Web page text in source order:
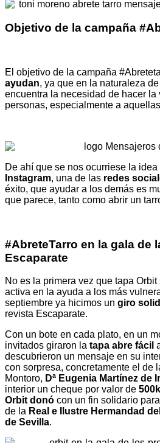
Objetivo de la campaña
El objetivo de la campaña
ayudan, ya que en la naturaleza
encuentra la necesidad de hacer la
personas, especialmente a
De ahí que se nos ocurriese la
Instagram, una de las redes
éxito, que ayudar a los demás es
que parece, tanto como abrir un
#AbreteTarro en la gala de
Escaparate
No es la primera vez que tapa
activa en la ayuda a los más
septiembre ya hicimos un giro
revista Escaparate.
Con un bote en cada plato, en un
invitados giraron la tapa abre fácil
descubrieron un mensaje en su
con sorpresa, concretamente el de
Montoro, Dª Eugenia Martínez de
interior un cheque por valor de
Orbit donó con un fin solidario
de la Real e Ilustre Hermandad
de Sevilla.